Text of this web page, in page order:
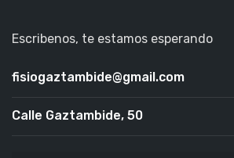
Escribenos, te estamos esperando
fisiogaztambide@gmail.com
Calle Gaztambide, 50